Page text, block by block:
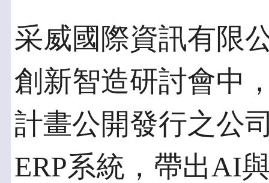
采威國際資訊有限
創新智造研討會中
計畫公開發行之公
ERP系統，帶出AI